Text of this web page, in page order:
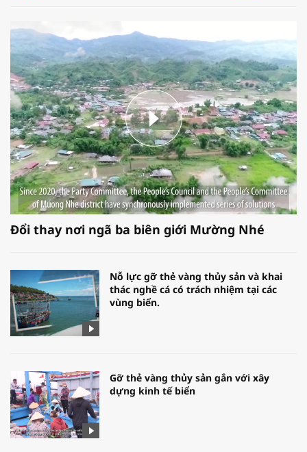
Đổi thay nơi ngã ba biên giới Mường Nhé
Nỗ lực gỡ thẻ vàng thủy sản và khai
thác nghề cá có trách nhiệm tại các
vùng biển.
Gỡ thẻ vàng thủy sản gắn với xây
dựng kinh tế biển